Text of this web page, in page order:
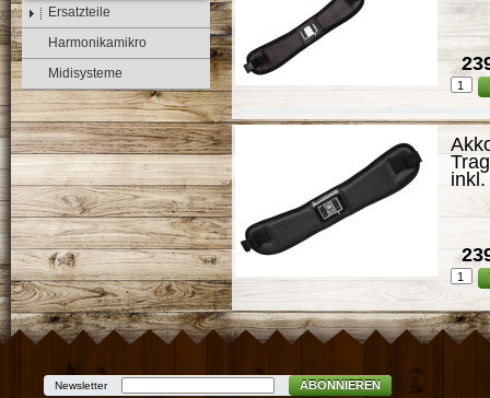
Ersatzteile
Harmonikamikro
Midisysteme
Newsletter ABONNIEREN